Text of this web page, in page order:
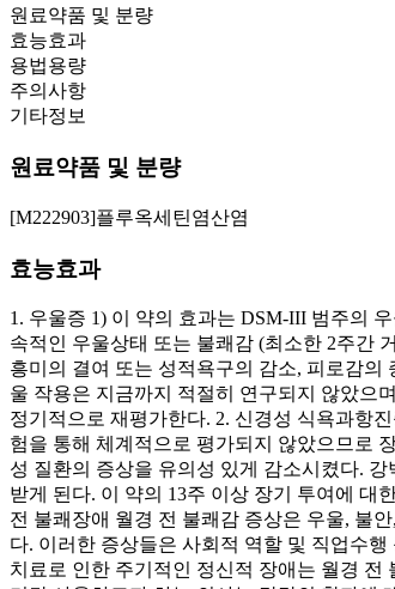
원료약품 및 분량
효능효과
용법용량
주의사항
기타정보
원료약품 및 분량
[M222903]플루옥세틴염산염
효능효과
1. 우울증 1) 이 약의 효과는 DSM-III 범주의
속적인 우울상태 또는 불쾌감 (최소한 2주간
흥미의 결여 또는 성적욕구의 감소, 피로감의
울 작용은 지금까지 적절히 연구되지 않았으
정기적으로 재평가한다. 2. 신경성 식욕과항
험을 통해 체계적으로 평가되지 않았으므로
성 질환의 증상을 유의성 있게 감소시켰다.
받게 된다. 이 약의 13주 이상 장기 투여에 대
전 불쾌장애 월경 전 불쾌감 증상은 우울, 불
다. 이러한 증상들은 사회적 역할 및 직업수
치료로 인한 주기적인 정신적 장애는 월경